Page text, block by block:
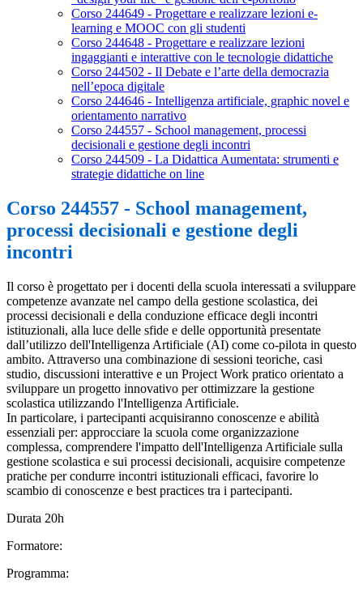
Corso 244649 - Progettare e realizzare lezioni e-
learning e MOOC con gli studenti
Corso 244648 - Progettare e realizzare lezioni
ingaggianti e interattive con le tecnologie didattiche
Corso 244502 - Il Debate e l’arte della democrazia
nell’epoca digitale
Corso 244646 - Intelligenza artificiale, graphic novel e
orientamento narrativo
Corso 244557 - School management, processi
decisionali e gestione degli incontri
Corso 244509 - La Didattica Aumentata: strumenti e
strategie didattiche on line
Corso 244557 - School management,
processi decisionali e gestione degli
incontri
Il corso è progettato per i docenti della scuola interessati a sviluppare
competenze avanzate nel campo della gestione scolastica, dei
processi decisionali e della conduzione efficace degli incontri
istituzionali, alla luce delle sfide e delle opportunità presentate
dall’utilizzo dell'Intelligenza Artificiale (AI) come co-pilota in questo
ambito. Attraverso una combinazione di sessioni teoriche, casi
studio, discussioni interattive e un Project Work pratico orientato a
sviluppare un progetto innovativo per ottimizzare la gestione
scolastica utilizzando l'Intelligenza Artificiale.
In particolare, i partecipanti acquisiranno conoscenze e abilità
essenziali per: approcciare la scuola come organizzazione
complessa, comprendere l'impatto dell'Intelligenza Artificiale sulla
gestione scolastica e sui processi decisionali, acquisire competenze
pratiche per condurre incontri istituzionali efficaci, favorire lo
scambio di conoscenze e best practices tra i partecipanti.
Durata 20h
Formatore:
Programma: